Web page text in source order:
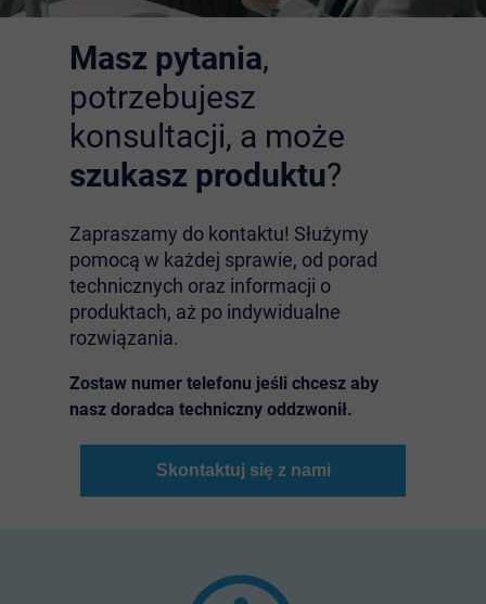
Masz pytania,
potrzebujesz
konsultacji, a może
szukasz produktu?
Zapraszamy do kontaktu! Służymy
pomocą w każdej sprawie, od porad
technicznych oraz informacji o
produktach, aż po indywidualne
rozwiązania.
Zostaw numer telefonu jeśli chcesz aby
nasz doradca techniczny oddzwonił.
Skontaktuj się z nami